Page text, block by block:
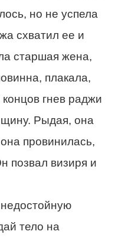
но не успела
схватил ее и
старшая жена,
плакала,
гнев раджи
Рыдая, она
провинилась,
позвал визиря и
тело на